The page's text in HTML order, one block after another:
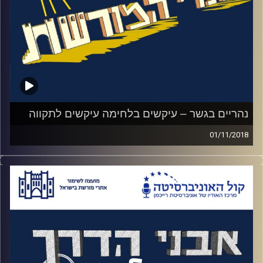
בלתי אפשריות. סיפורי הקרבות הללו הפכו
לשירים ("דודו", "שיר הרעות") ולקחים אותם
.
במהלך הפרק נשמע כמה מהסיפורים האלו,
הסיכויים. האזינו לאורי טולידאנו מראיין את קרן
קהת מנהלת מוזיאון הרעות.
קרדיט תמונות:המועצה לשימור אתרים
נהריים בגשר – עיקשים בלחימה עיקשים לתקווה
01/11/2018
בין עמק הירדן לעמק בית שאן יושבת קבוצת
גשר ואתר המורשת נהריים בגשר. באותו מקום,
נמצאים שלושה גשרים מרשימים, שניים מהם
מפוצצים. גשר רומי משוחזר, גשר רכבת טורקי
אפשר לראות הרבה מההיסטוריה של הארץ.